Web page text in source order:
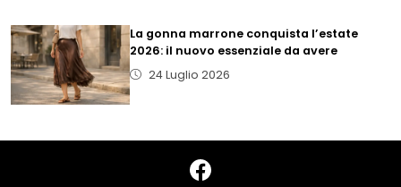
La gonna marrone conquista l’estate
2026: il nuovo essenziale da avere
24 Luglio 2026